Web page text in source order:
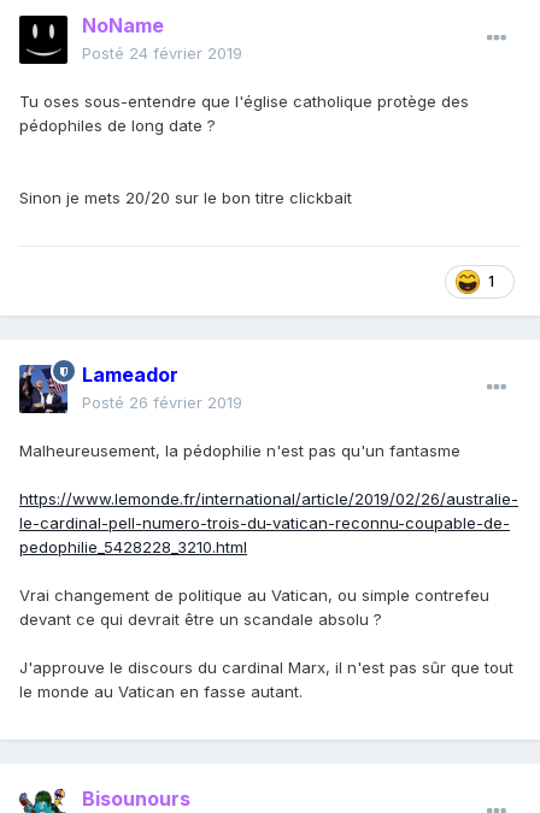
NoName
Posté 24 février 2019
Tu oses sous-entendre que l'église catholique protège des
pédophiles de long date ?
Sinon je mets 20/20 sur le bon titre clickbait
1
Lameador
Posté 26 février 2019
Malheureusement, la pédophilie n'est pas qu'un fantasme
https://www.lemonde.fr/international/article/2019/02/26/australie-
le-cardinal-pell-numero-trois-du-vatican-reconnu-coupable-de-
pedophilie_5428228_3210.html
Vrai changement de politique au Vatican, ou simple contrefeu
devant ce qui devrait être un scandale absolu ?
J'approuve le discours du cardinal Marx, il n'est pas sûr que tout
le monde au Vatican en fasse autant.
Bisounours